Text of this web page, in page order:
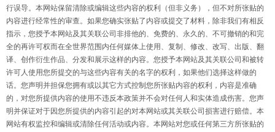
行误导。本网站保留清除或编辑这些内容的权利（但非义务），但不对所张贴的
内容进行经常性的审查。如果您确实张贴了内容或提交了材料，除非我们有相反
指示，您授予本网站及其关联公司非排他的、免费的、永久的、不可撤销的和完
全的再许可权而在全世界范围内任何媒体上使用、复制、修改、改写、出版、翻
译、创作衍生作品、分发和展示这样的内容。您授予本网站及其关联公司和被转
许可人使用您所提交的与这些内容有关的名字的权利，如果他们选择这样做的
话。您声明并担保您拥有或以其它方式控制您所张贴内容的权利，内容是准确
的，对您所提供内容的使用不违反本政策并不会对任何人和实体造成伤害。您声
明并保证对于因您所提供的内容引起的对本网站或其关联公司损害进行赔偿。本
网站有权监控和编辑或清除任何活动或内容。本网站对您或任何第三方所张贴的